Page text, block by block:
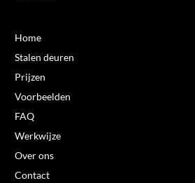
Home
Stalen deuren
Prijzen
Voorbeelden
FAQ
Werkwijze
Over ons
Contact